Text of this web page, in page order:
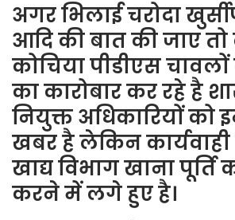
अगर भिलाई चरोदा
आदि की बात की जाए
कोचिया पीडीएस
का कारोबार कर रहे है
नियुक्त अधिकारियों को
खबर है लेकिन
खाद्य विभाग खाना पूर्ति
करने में लगे हुए है।